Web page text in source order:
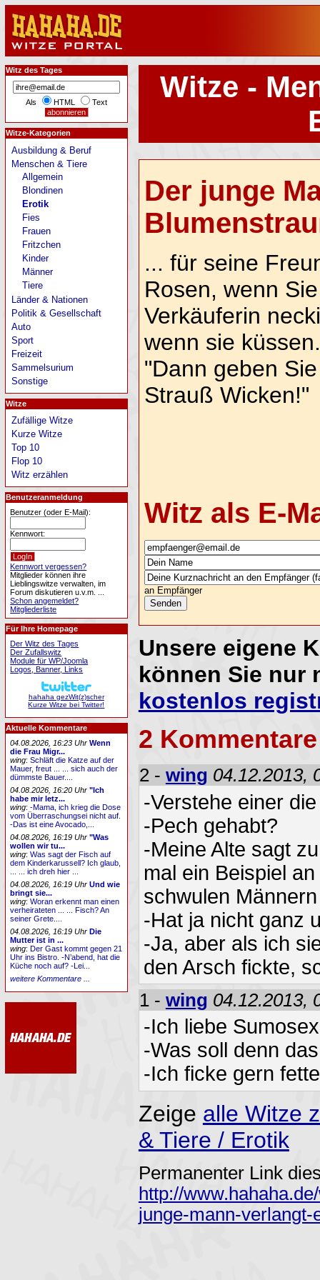
Witze -
Der junge
... für seine
Rosen, wenn
Verkäuferin
wenn sie
"Dann geben
Strauß Wicken!"
Witz als E-
an Empfänger
Unsere eigene
können Sie nur
kostenlos
2
2 - wing 04.12.2013,
-Verstehe einer
-Pech gehabt?
-Meine Alte sagt
mal ein Beispiel
schwulen
-Hat ja nicht ganz
-Ja, aber als ich
den Arsch fickte,
1 - wing 04.12.2013,
-Ich liebe
-Was soll denn
-Ich ficke gern
Zeige alle Witze
& Tiere / Erotik
Permanenter Link
http://
junge-mann-
Witz des Tages
Als HTML Text
Witze-Kategorien
Ausbildung & Beruf
Menschen & Tiere
Allgemein
Blondinen
Erotik
Fies
Frauen
Fritzchen
Kinder
Männer
Tiere
Länder & Nationen
Politik & Gesellschaft
Auto
Sport
Freizeit
Sammelsurium
Sonstige
Witze
Zufällige Witze
Kurze Witze
Top 10
Flop 10
Witz erzählen
Benutzeranmeldung
Benutzer (oder E-Mail):
Kennwort:
Kennwort vergessen?
Mitglieder können ihre
Lieblingswitze verwalten, im
Forum diskutieren u.v.m. ...
Schon angemeldet?
Mitgliederliste
Für Ihre Homepage
Der Witz des Tages
Der Zufallswitz
Module für WP/Joomla
Logos, Banner, Links
hahaha gezWit(z)scher
Kurze Witze bei Twitter!
Aktuelle Kommentare
04.08.2026, 16:23 Uhr Wenn
die Frau Migr...
wing:Schläft die Katze auf der
Mauer, freut ... ... sich auch der
dümmste Bauer....
04.08.2026, 16:20 Uhr "Ich
habe mir letz...
wing:-Mama, ich krieg die Dose
vom Überraschungsei nicht auf.
-Das ist eine Avocado,...
04.08.2026, 16:19 Uhr "Was
wollen wir tu...
wing:Was sagt der Fisch auf
dem Kinderkarussell? Ich glaub,
... ... ich dreh hier ...
04.08.2026, 16:19 Uhr Und wie
bringt sie...
wing:Woran erkennt man einen
verheirateten ... ... Fisch? An
seiner Grete....
04.08.2026, 16:19 Uhr Die
Mutter ist in ...
wing:Der Gast kommt gegen 21
Uhr ins Bistro. -N’abend, hat die
Küche noch auf? -Lei...
weitere Kommentare ...